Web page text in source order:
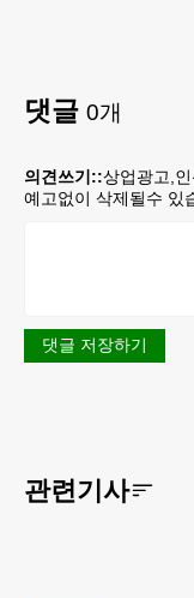
댓글 0개
의견쓰기::상업광고,
예고없이 삭제될수 있
댓글 저장하기
관련기사